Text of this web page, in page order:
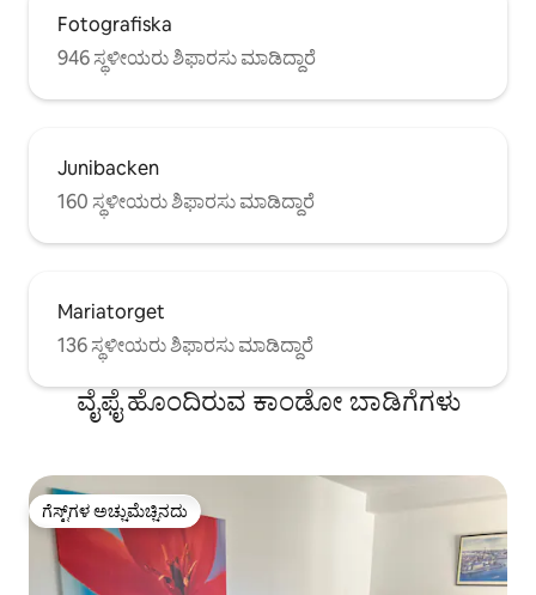
Fotografiska
946 ಸ್ಥಳೀಯರು ಶಿಫಾರಸು ಮಾಡಿದ್ದಾರೆ
Junibacken
160 ಸ್ಥಳೀಯರು ಶಿಫಾರಸು ಮಾಡಿದ್ದಾರೆ
Mariatorget
136 ಸ್ಥಳೀಯರು ಶಿಫಾರಸು ಮಾಡಿದ್ದಾರೆ
ವೈಫೈ ಹೊಂದಿರುವ ಕಾಂಡೋ ಬಾಡಿಗೆಗಳು
ಗೆಸ್ಟ್‌ಗಳ ಅಚ್ಚುಮೆಚ್ಚಿನದು
ಗೆಸ್ಟ್‌ಗಳ ಅಚ್ಚುಮೆಚ್ಚಿನದು